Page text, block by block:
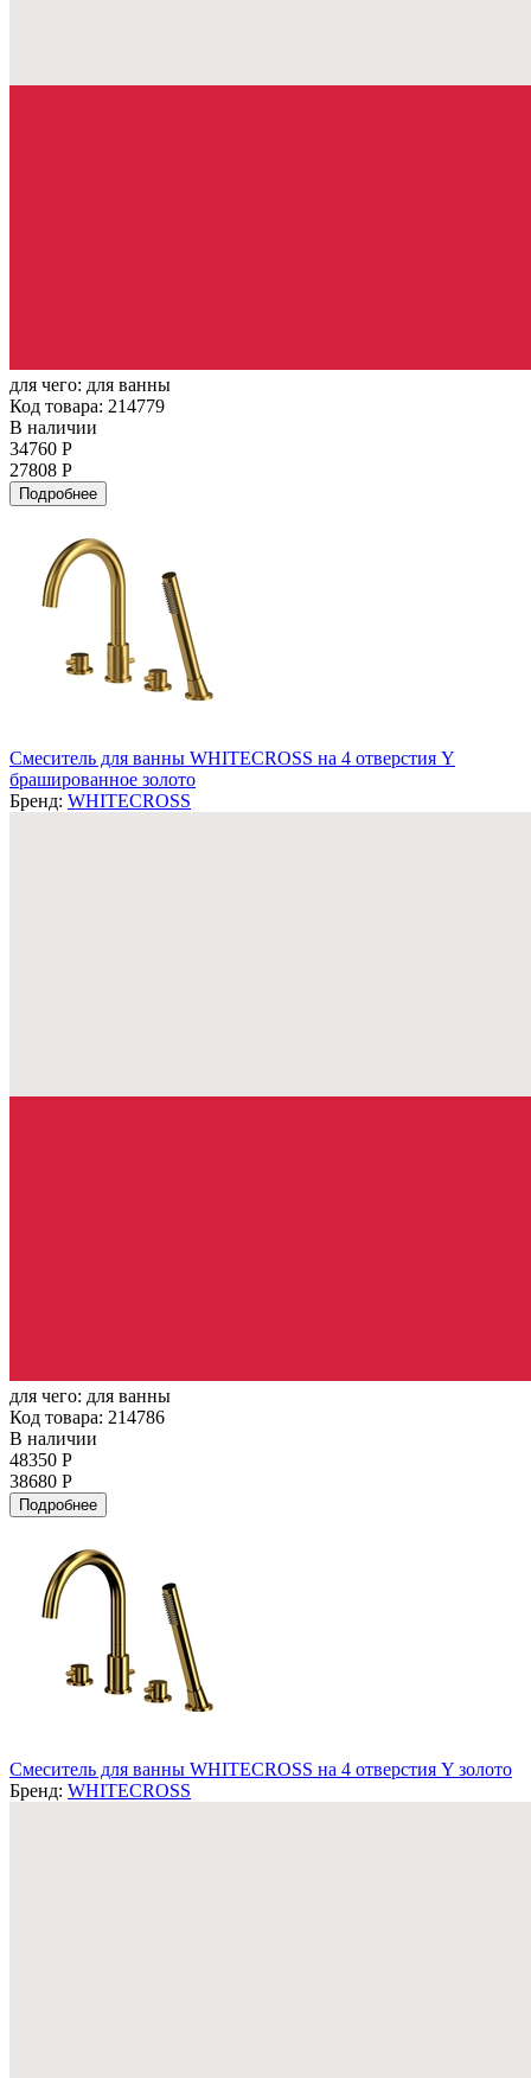
для чего: для ванны
Код товара: 214779
В наличии
34760 Р
27808 Р
Подробнее
Смеситель для ванны WHITECROSS на 4 отверстия Y
брашированное золото
Бренд: WHITECROSS
для чего: для ванны
Код товара: 214786
В наличии
48350 Р
38680 Р
Подробнее
Смеситель для ванны WHITECROSS на 4 отверстия Y золото
Бренд: WHITECROSS